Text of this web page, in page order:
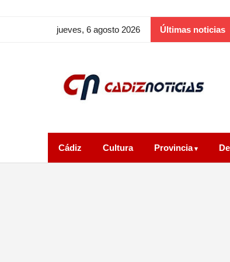
jueves, 6 agosto 2026 Últimas noticias
Cádiz Cultura Provincia